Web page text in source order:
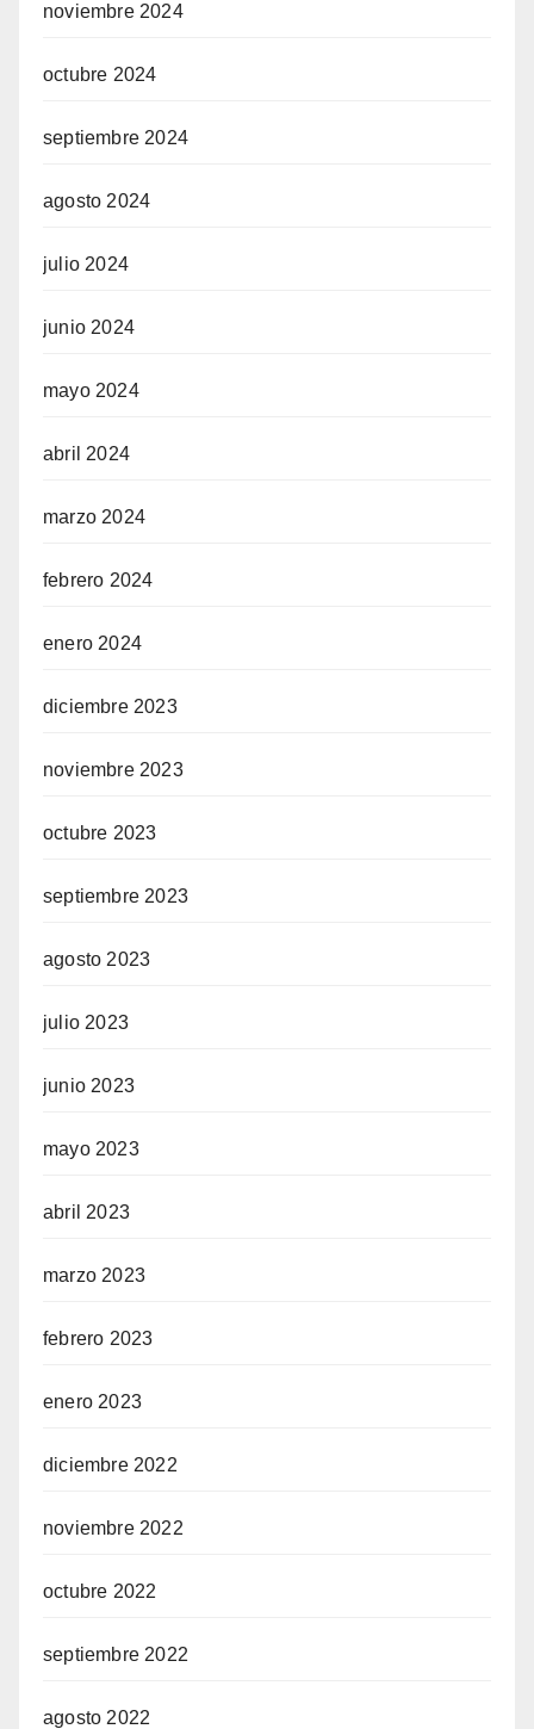
noviembre 2024
octubre 2024
septiembre 2024
agosto 2024
julio 2024
junio 2024
mayo 2024
abril 2024
marzo 2024
febrero 2024
enero 2024
diciembre 2023
noviembre 2023
octubre 2023
septiembre 2023
agosto 2023
julio 2023
junio 2023
mayo 2023
abril 2023
marzo 2023
febrero 2023
enero 2023
diciembre 2022
noviembre 2022
octubre 2022
septiembre 2022
agosto 2022